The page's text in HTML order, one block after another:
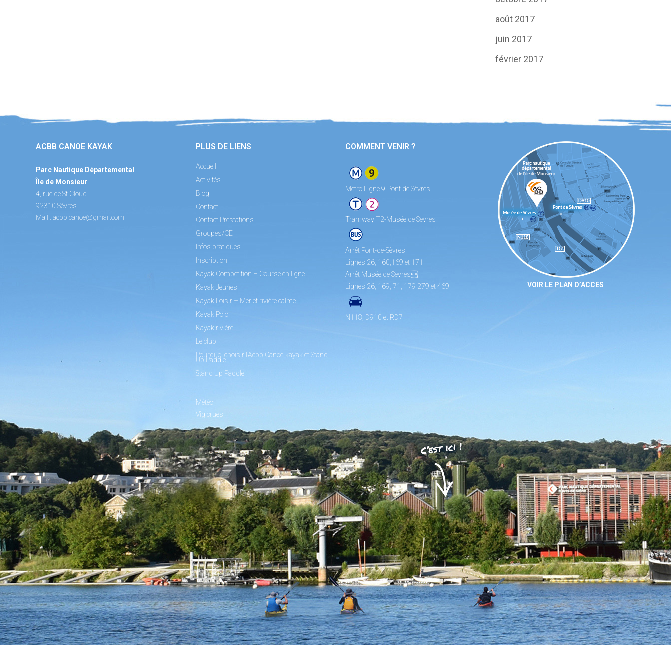
août 2017
juin 2017
février 2017
ACBB CANOE KAYAK
Parc Nautique Départemental
Île de Monsieur
4, rue de St Cloud
92310 Sèvres
Mail : acbb.canoe@gmail.com
PLUS DE LIENS
Accueil
Activités
Blog
Contact
Contact Prestations
Groupes/CE
Infos pratiques
Inscription
Kayak Compétition – Course en ligne
Kayak Jeunes
Kayak Loisir – Mer et rivière calme
Kayak Polo
Kayak rivière
Le club
Pourquoi choisir l’Acbb Canoe-kayak et Stand
Up Paddle
Stand Up Paddle
Météo
Vigicrues
COMMENT VENIR ?
Metro Ligne 9-Pont de Sèvres
Tramway T2-Musée de Sèvres
Arrêt Pont-de-Sèvres
Lignes 26, 160,169 et 171
Arrêt Musée de Sèvres
Lignes 26, 169, 71, 179 279 et 469
N118, D910 et RD7
VOIR LE PLAN D’ACCES